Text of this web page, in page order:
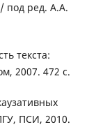
под ред. А.А.
текста:
2007. 472 с.
ПСИ, 2010.